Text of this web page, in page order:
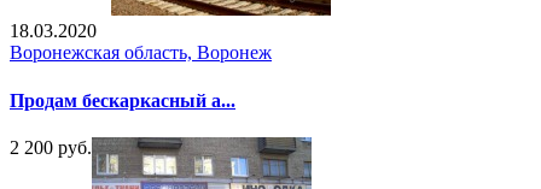
18.03.2020
Воронежская область, Воронеж
Продам бескаркасный а...
2 200 руб.